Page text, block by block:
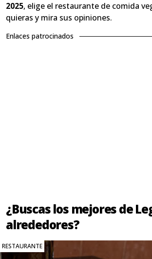
2025, elige el restaurante de comida
quieras y mira sus opiniones.
Enlaces patrocinados
¿Buscas los mejores de
alrededores?
RESTAURANTE